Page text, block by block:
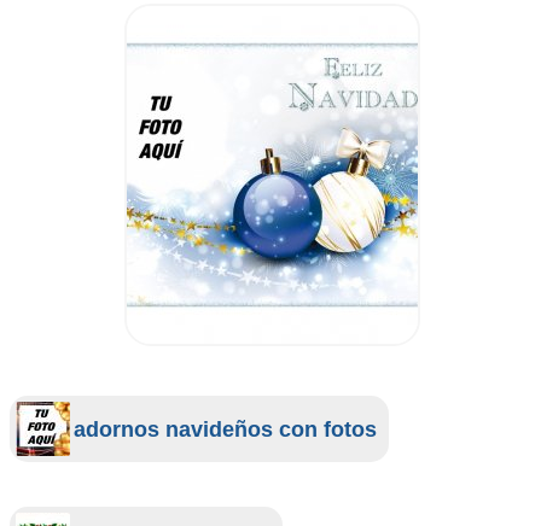
adornos navideños con fotos